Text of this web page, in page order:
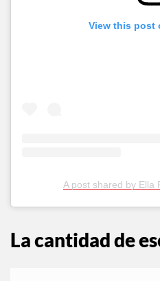
View this post
A post shared by Ella
La cantidad de